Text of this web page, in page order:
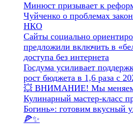
Минюст призывает к
Чуйченко о проблемах
НКО
Сайты социально
предложили включить в
доступа без интернета
Госдума усиливает
рост бюджета в 1,6 раза с
💥 ВНИМАНИЕ! Мы меняем
Кулинарный мастер-класс
Богинь»: готовим вкусный
🍕✨